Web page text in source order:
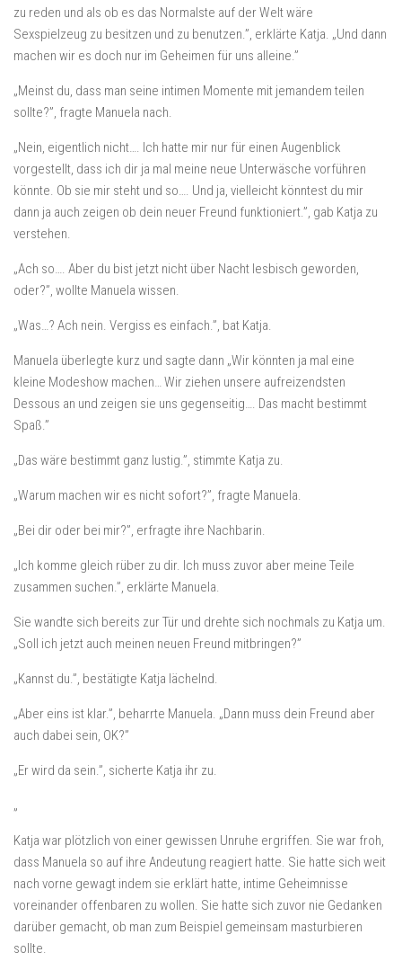
zu reden und als ob es das Normalste auf der Welt wäre
Sexspielzeug zu besitzen und zu benutzen.”, erklärte Katja. „Und dann
machen wir es doch nur im Geheimen für uns alleine.”
„Meinst du, dass man seine intimen Momente mit jemandem teilen
sollte?”, fragte Manuela nach.
„Nein, eigentlich nicht…. Ich hatte mir nur für einen Augenblick
vorgestellt, dass ich dir ja mal meine neue Unterwäsche vorführen
könnte. Ob sie mir steht und so…. Und ja, vielleicht könntest du mir
dann ja auch zeigen ob dein neuer Freund funktioniert.”, gab Katja zu
verstehen.
„Ach so…. Aber du bist jetzt nicht über Nacht lesbisch geworden,
oder?”, wollte Manuela wissen.
„Was…? Ach nein. Vergiss es einfach.”, bat Katja.
Manuela überlegte kurz und sagte dann „Wir könnten ja mal eine
kleine Modeshow machen… Wir ziehen unsere aufreizendsten
Dessous an und zeigen sie uns gegenseitig…. Das macht bestimmt
Spaß.”
„Das wäre bestimmt ganz lustig.”, stimmte Katja zu.
„Warum machen wir es nicht sofort?”, fragte Manuela.
„Bei dir oder bei mir?”, erfragte ihre Nachbarin.
„Ich komme gleich rüber zu dir. Ich muss zuvor aber meine Teile
zusammen suchen.”, erklärte Manuela.
Sie wandte sich bereits zur Tür und drehte sich nochmals zu Katja um.
„Soll ich jetzt auch meinen neuen Freund mitbringen?”
„Kannst du.”, bestätigte Katja lächelnd.
„Aber eins ist klar.”, beharrte Manuela. „Dann muss dein Freund aber
auch dabei sein, OK?”
„Er wird da sein.”, sicherte Katja ihr zu.
„
Katja war plötzlich von einer gewissen Unruhe ergriffen. Sie war froh,
dass Manuela so auf ihre Andeutung reagiert hatte. Sie hatte sich weit
nach vorne gewagt indem sie erklärt hatte, intime Geheimnisse
voreinander offenbaren zu wollen. Sie hatte sich zuvor nie Gedanken
darüber gemacht, ob man zum Beispiel gemeinsam masturbieren
sollte.